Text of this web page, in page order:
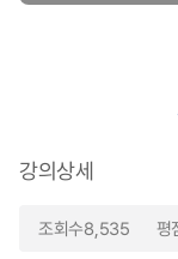
강의상세
조회수8,535 평